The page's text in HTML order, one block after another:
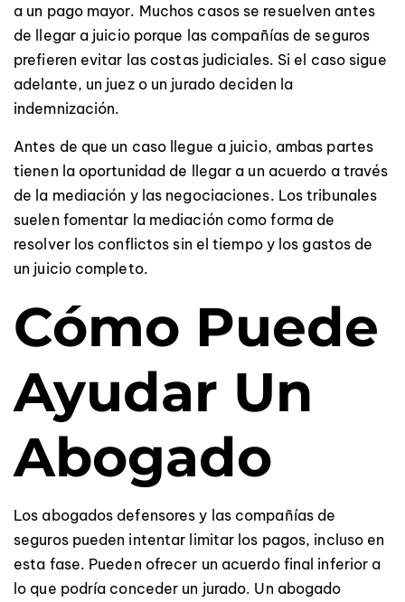
a un pago mayor. Muchos casos se resuelven antes
de llegar a juicio porque las compañías de seguros
prefieren evitar las costas judiciales. Si el caso sigue
adelante, un juez o un jurado deciden la
indemnización.
Antes de que un caso llegue a juicio, ambas partes
tienen la oportunidad de llegar a un acuerdo a través
de la mediación y las negociaciones. Los tribunales
suelen fomentar la mediación como forma de
resolver los conflictos sin el tiempo y los gastos de
un juicio completo.
Cómo Puede
Ayudar Un
Abogado
Los abogados defensores y las compañías de
seguros pueden intentar limitar los pagos, incluso en
esta fase. Pueden ofrecer un acuerdo final inferior a
lo que podría conceder un jurado. Un abogado